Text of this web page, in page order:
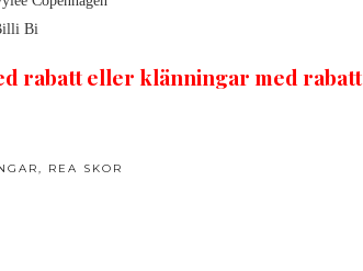
Bi
rabatteller klänningar med rabatt
, REA SKOR